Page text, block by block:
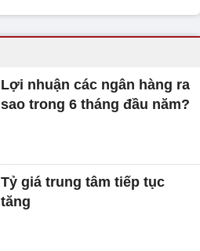
Lợi nhuận các ngân hàng ra
sao trong 6 tháng đầu năm?
Tỷ giá trung tâm tiếp tục
tăng